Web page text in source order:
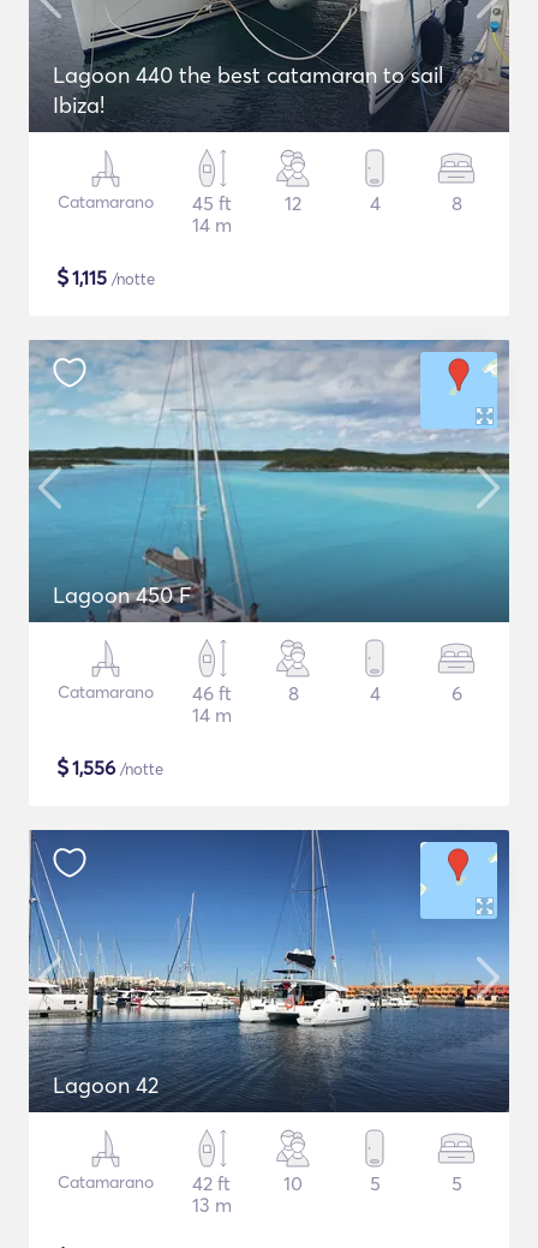
Lagoon 440 the best catamaran to sail
Ibiza!
Catamarano
45 ft
14 m
12 4 8
$1,115 /notte
Lagoon 450 F
Catamarano
46 ft
14 m
8 4 6
$1,556 /notte
Lagoon 42
Catamarano
42 ft
13 m
10 5 5